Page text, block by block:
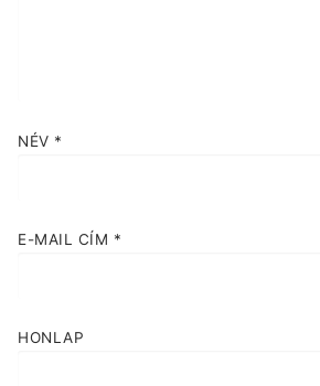
NÉV *
E-MAIL CÍM *
HONLAP